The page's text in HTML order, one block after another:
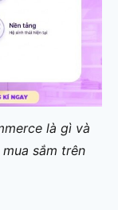
là gì và
sắm trên